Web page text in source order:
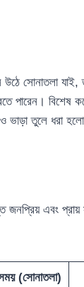
উঠে সোনাতলা
পারেন।
ভাড়া তুলে ধরা
এবং প্রায়
(সোনাতলা)